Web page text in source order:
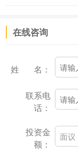
在线咨询
姓 名：
联系电
话：
投资金
额：